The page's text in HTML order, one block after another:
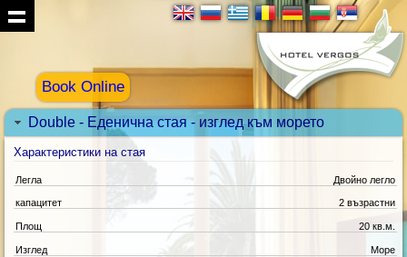
Book Online
Double - Еденична стая - изглед към морето
Характеристики на стая
Легла Двойно легло
капацитет 2 възрастни
Площ 20 кв.м.
Изглед Море